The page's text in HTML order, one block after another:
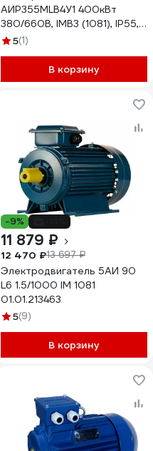
АИР355МLВ4У1 400кВт
380/660В, IMB3 (1081), IP55,
1750кг Х0000070505
5(1)
В корзину
-9%
11 879 ₽
12 470 ₽13 697 ₽
Электродвигатель 5АИ 90
L6 1.5/1000 IM 1081
01.01.213463
5(9)
В корзину